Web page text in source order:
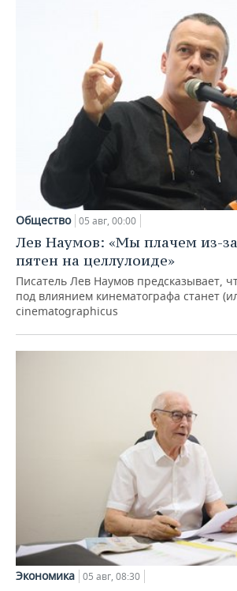
Общество 05 авг, 00:00
Лев Наумов: «Мы плачем из-
пятен на целлулоиде»
Писатель Лев Наумов предсказывает,
под влиянием кинематографа станет
cinematographicus
Экономика 05 авг, 08:30